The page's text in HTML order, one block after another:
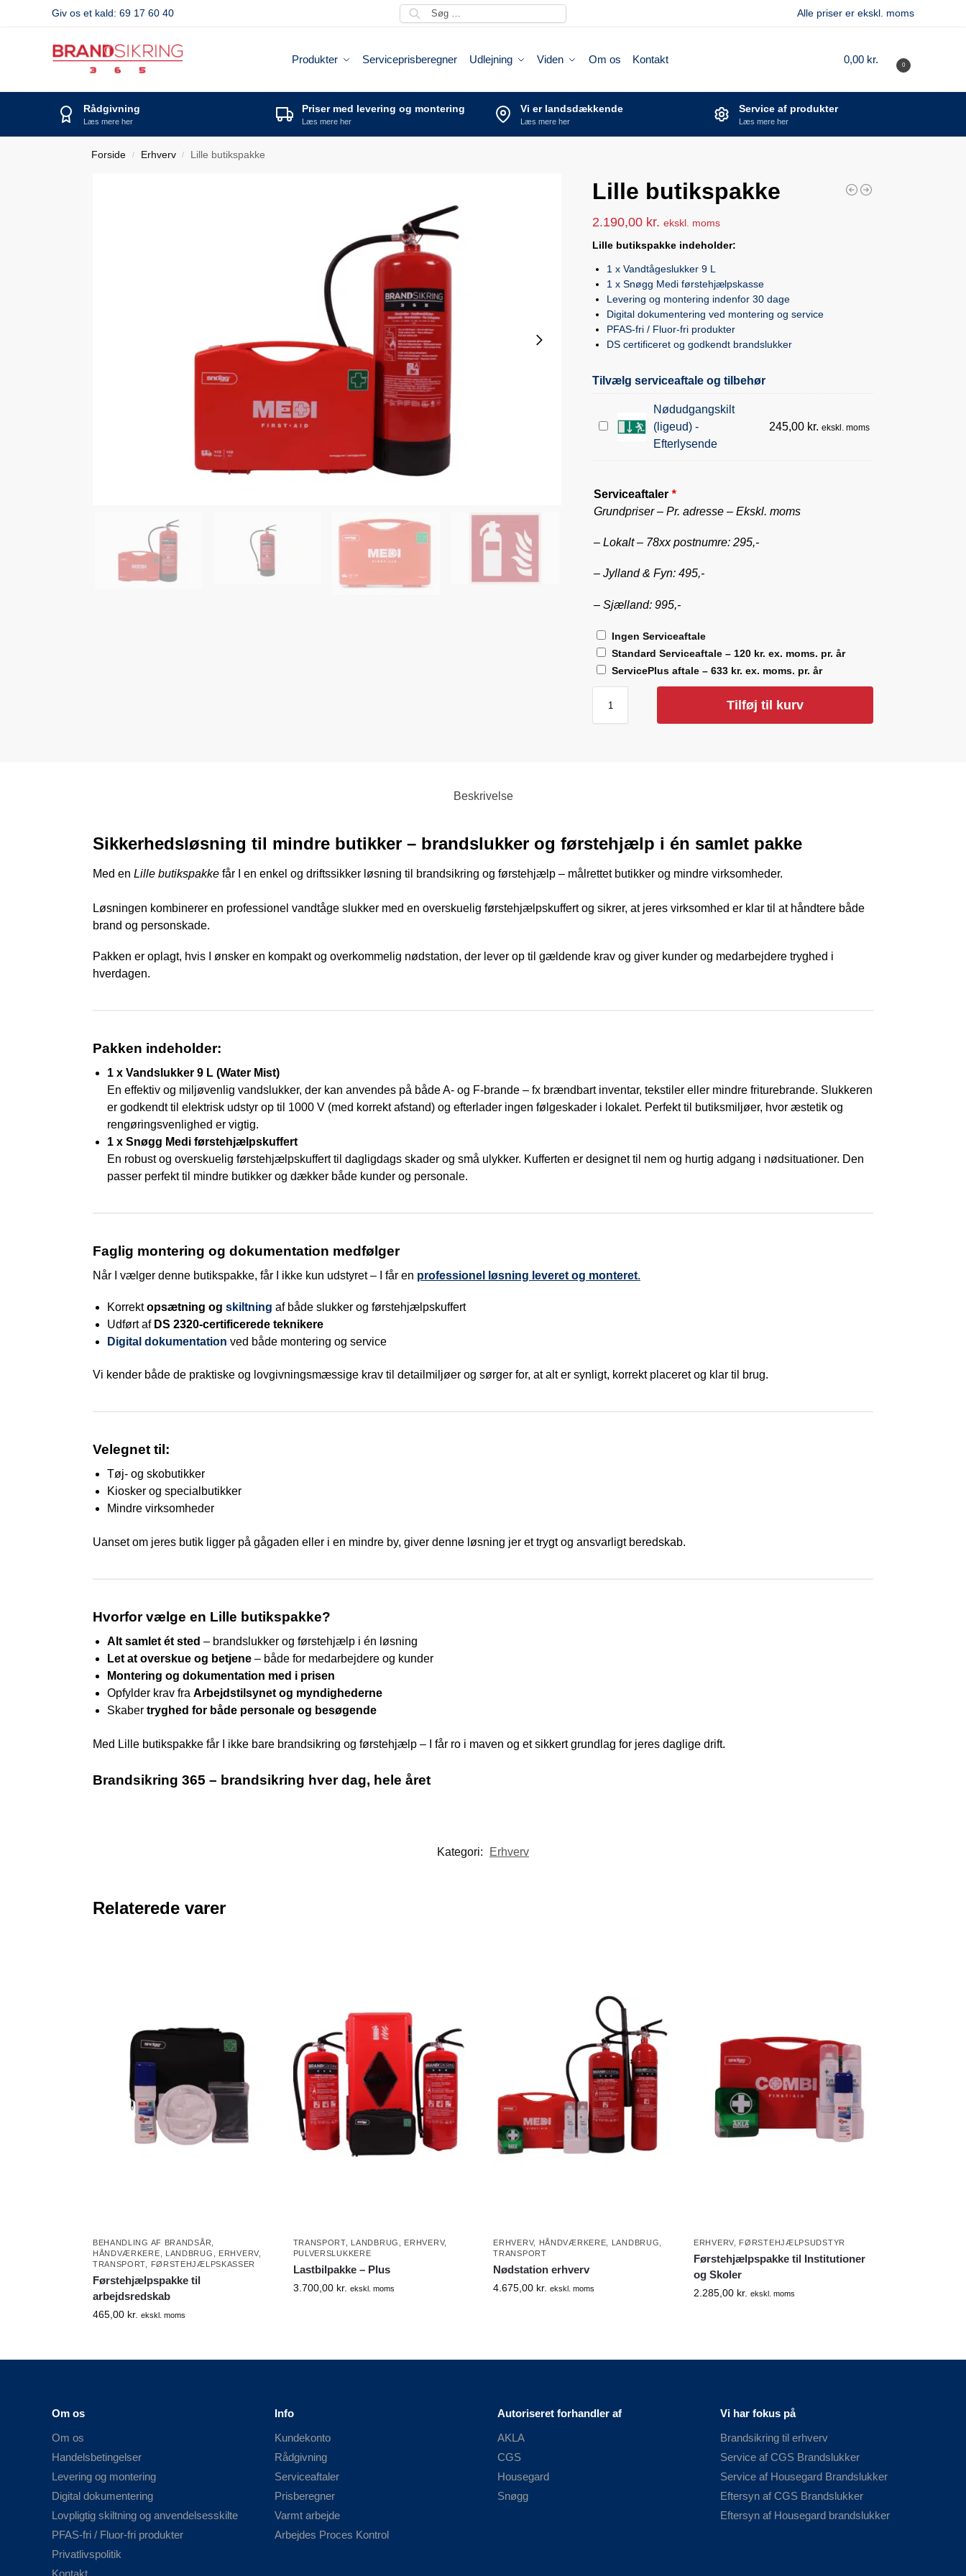
Giv os et kald: 69 17 60 40 Alle priser er ekskl. moms
Produkter Serviceprisberegner Udlejning Viden Om os Kontakt 0,00 kr. 0
Rådgivning
Læs mere her
Priser med levering og montering
Læs mere her
Vi er landsdækkende
Læs mere her
Service af produkter
Læs mere her
Forside / Erhverv / Lille butikspakke
Lille butikspakke
2.190,00 kr. ekskl. moms
Lille butikspakke indeholder:
1 x Vandtågeslukker 9 L
1 x Snøgg Medi førstehjælpskasse
Levering og montering indenfor 30 dage
Digital dokumentering ved montering og service
PFAS-fri / Fluor-fri produkter
DS certificeret og godkendt brandslukker
Tilvælg serviceaftale og tilbehør
N
d
g
n
l
t
(
l
f
e
l
e
Nødudgangskilt
(ligeud) -
Efterlysende
245,00 kr. ekskl. moms
Serviceaftaler*
Grundpriser – Pr. adresse – Ekskl. moms
– Lokalt – 78xx postnumre: 295,-
– Jylland & Fyn: 495,-
– Sjælland: 995,-
Ingen Serviceaftale
Standard Serviceaftale – 120 kr. ex. moms. pr. år
ServicePlus aftale – 633 kr. ex. moms. pr. år
Tilføj til kurv
Beskrivelse
Sikkerhedsløsning til mindre butikker – brandslukker og førstehjælp i én samlet pakke
Med en Lille butikspakkefår I en enkel og driftssikker løsning til brandsikring og førstehjælp – målrettet butikker og mindre virksomheder.
Løsningen kombinerer en professionel vandtåge slukker med en overskuelig førstehjælpskuffert og sikrer, at jeres virksomhed er klar til at håndtere både
brand og personskade.
Pakken er oplagt, hvis I ønsker en kompakt og overkommelig nødstation, der lever op til gældende krav og giver kunder og medarbejdere tryghed i
hverdagen.
Pakken indeholder:
1 x Vandslukker 9 L (Water Mist)
En effektiv og miljøvenlig vandslukker, der kan anvendes på både A- og F-brande – fx brændbart inventar, tekstiler eller mindre friturebrande. Slukkeren
er godkendt til elektrisk udstyr op til 1000 V (med korrekt afstand) og efterlader ingen følgeskader i lokalet. Perfekt til butiksmiljøer, hvor æstetik og
rengøringsvenlighed er vigtig.
1 x Snøgg Medi førstehjælpskuffert
En robust og overskuelig førstehjælpskuffert til dagligdags skader og små ulykker. Kufferten er designet til nem og hurtig adgang i nødsituationer. Den
passer perfekt til mindre butikker og dækker både kunder og personale.
Faglig montering og dokumentation medfølger
Når I vælger denne butikspakke, får I ikke kun udstyret – I får en professionel løsning leveret og monteret.
Korrektopsætning og skiltning af både slukker og førstehjælpskuffert
Udført af DS 2320-certificerede teknikere
Digital dokumentation ved både montering og service
Vi kender både de praktiske og lovgivningsmæssige krav til detailmiljøer og sørger for, at alt er synligt, korrekt placeret og klar til brug.
Velegnet til:
Tøj- og skobutikker
Kiosker og specialbutikker
Mindre virksomheder
Uanset om jeres butik ligger på gågaden eller i en mindre by, giver denne løsning jer et trygt og ansvarligt beredskab.
Hvorfor vælge en Lille butikspakke?
Alt samlet ét sted – brandslukker og førstehjælp i én løsning
Let at overskue og betjene– både for medarbejdere og kunder
Montering og dokumentation med i prisen
Opfylder krav fra Arbejdstilsynet og myndighederne
Skaber tryghed for både personale og besøgende
Med Lille butikspakke får I ikke bare brandsikring og førstehjælp – I får ro i maven og et sikkert grundlag for jeres daglige drift.
Brandsikring 365 – brandsikring hver dag, hele året
Kategori: Erhverv
Relaterede varer
BEHANDLING AF BRANDSÅR
HÅNDVÆRKERE
LANDBRUG ERHVERV,
TRANSPORT
FØRSTEHJÆLPSKASSER
Førstehjælpspakke til
arbejdsredskab
465,00 kr. ekskl. moms
TRANSPORT, LANDBRUG ERHVERV,
PULVERSLUKKERE
Lastbilpakke – Plus
3.700,00 kr. ekskl. moms
ERHVERV, HÅNDVÆRKERE LANDBRUG
TRANSPORT
Nødstation erhverv
4.675,00 kr. ekskl. moms
ERHVERV, FØRSTEHJÆLPSUDSTYR
Førstehjælpspakke til Institutioner
og Skoler
2.285,00 kr. ekskl. moms
Om os
Om os
Handelsbetingelser
Levering og montering
Digital dokumentering
Lovpligtig skiltning og anvendelsesskilte
PFAS-fri / Fluor-fri produkter
Privatlivspolitik
Info
Kundekonto
Rådgivning
Serviceaftaler
Prisberegner
Varmt arbejde
Arbejdes Proces Kontrol
Autoriseret forhandler af
AKLA
CGS
Housegard
Snøgg
Vi har fokus på
Brandsikring til erhverv
Service af CGS Brandslukker
Service af Housegard Brandslukker
Eftersyn af CGS Brandslukker
Eftersyn af Housegard brandslukker